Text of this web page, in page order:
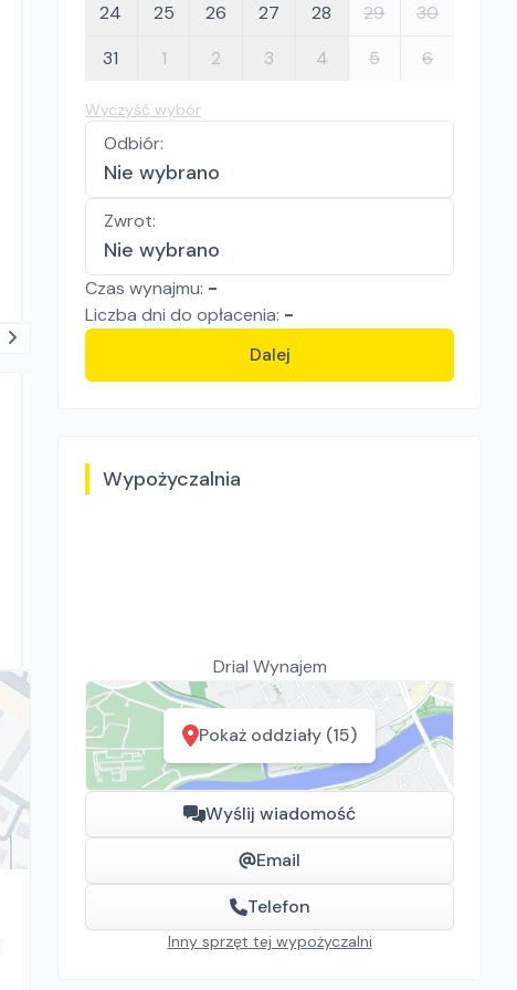
24
25 26 27 28 29
30
31
1 2 3 4 5 6
Wyczyść wybór
Odbiór:
Nie wybrano
Zwrot:
Nie wybrano
Czas wynajmu: -
Liczba dni do opłacenia: -
Dalej
Wypożyczalnia
Drial Wynajem
Pokaż oddziały (15)
Wyślij wiadomość
Email
Telefon
Inny sprzęt tej wypożyczalni
Mikasa MTX60E
100.00zł/ dzień
Płock, Jawor, Pabianice, Suchy Las, Zielona Góra